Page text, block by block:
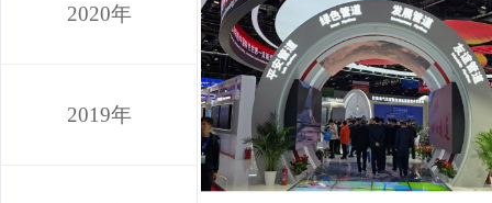
2020年
2019年